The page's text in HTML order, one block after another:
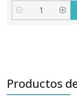
Cantidad
Productos